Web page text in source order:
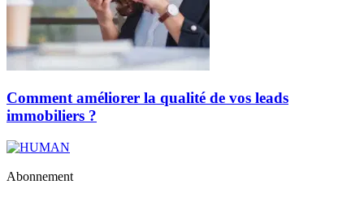
Comment améliorer la qualité de vos leads
immobiliers ?
Abonnement